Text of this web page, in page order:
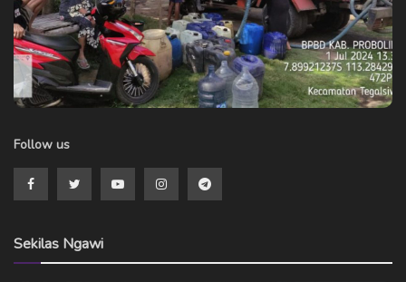
Follow us
Sekilas Ngawi